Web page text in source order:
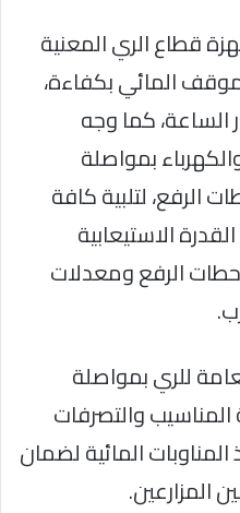
قطاع الري المعنية
المائي بكفاءة،
الساعة، كما وجه
بمواصلة
الرفع، لتلبية كافة
الاستيعابية
الرفع ومعدلات
للري بمواصلة
المناسيب والتصرفات
المناوبات المائية لضمان
المزارعين.